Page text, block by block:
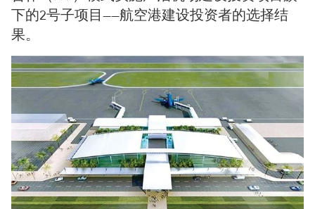
下的2号子项目——航空港建设投资者的选择结
果。